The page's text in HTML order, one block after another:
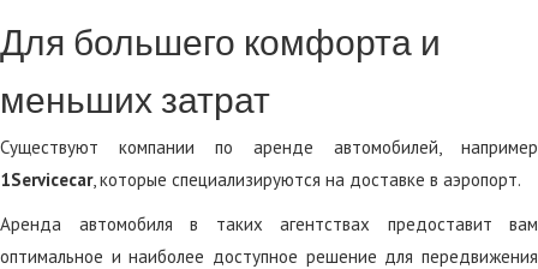
Для большего комфорта и
меньших затрат
Существуют компании по аренде автомобилей, например
1Servicecar, которые специализируются на доставке в аэропорт.
Аренда автомобиля в таких агентствах предоставит вам
оптимальное и наиболее доступное решение для передвижения